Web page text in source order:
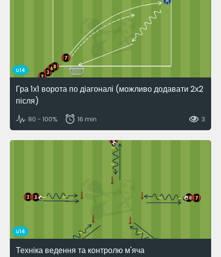
U14
Гра 1х1 ворота по діагоналі (можливо додавати 2х2
після)
80 - 100% 16 min 3
U14
Техніка ведення та контролю м'яча